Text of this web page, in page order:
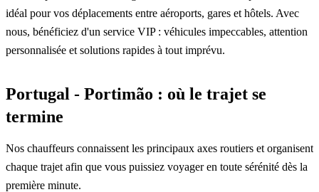
idéal pour vos déplacements entre aéroports, gares et hôtels. Avec
nous, bénéficiez d'un service VIP : véhicules impeccables, attention
personnalisée et solutions rapides à tout imprévu.
Portugal - Portimão : où le trajet se
termine
Nos chauffeurs connaissent les principaux axes routiers et organisent
chaque trajet afin que vous puissiez voyager en toute sérénité dès la
première minute.